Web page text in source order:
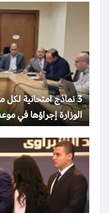
3 نماذج امتحانية
الوزارة إجراؤها في